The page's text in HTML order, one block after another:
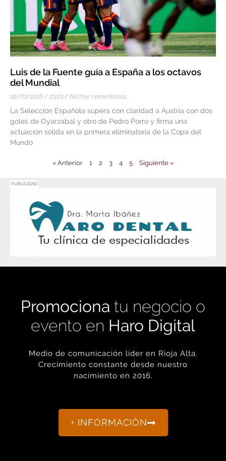
Luis de la Fuente guía a España a los octavos
del Mundial
02/07/2026 23:03 No hay comentarios
La Selección Española supera con claridad a Austria con dos
goles de Oyarzabal y otro de Pedro Porro y firma una
actuación sólida en la primera eliminatoria de la Copa del
Mundo
« Anterior 1 2 3 4 5 Siguiente »
PUBLICIDAD
Promociona tu negocio o
evento en Haro Digital
Medio de comunicación líder en Rioja Alta.
Crecimiento constante desde nuestro
nacimiento en 2016.
+ INFORMACIÓN